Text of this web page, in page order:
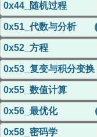
0x44_随机过程
0x51_代数与分析
0x52_方程
0x53_复变与积分变换
0x55_数值计算
0x56_最优化
0x58_密码学